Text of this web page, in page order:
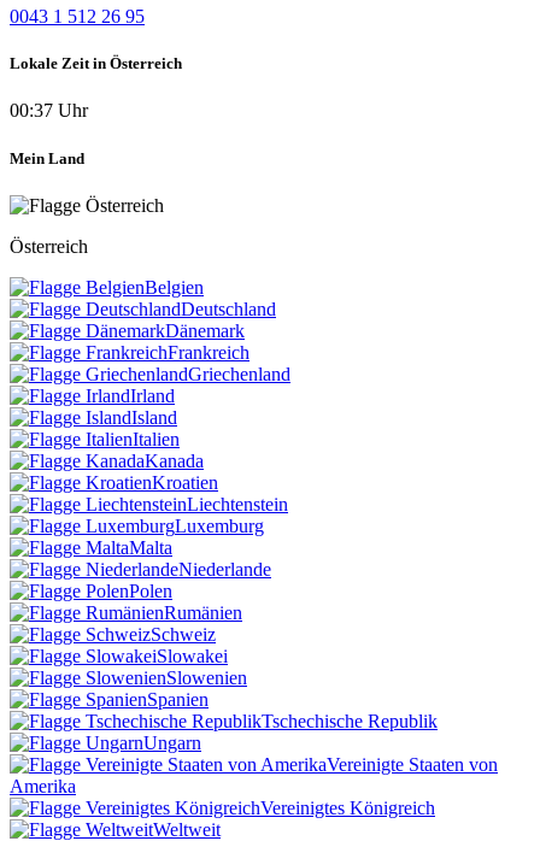
0043 1 512 26 95
Lokale Zeit in Österreich
00:37 Uhr
Mein Land
Österreich
Belgien
Deutschland
Dänemark
Frankreich
Griechenland
Irland
Island
Italien
Kanada
Kroatien
Liechtenstein
Luxemburg
Malta
Niederlande
Polen
Rumänien
Schweiz
Slowakei
Slowenien
Spanien
Tschechische Republik
Ungarn
Vereinigte Staaten von
Amerika
Vereinigtes Königreich
Weltweit